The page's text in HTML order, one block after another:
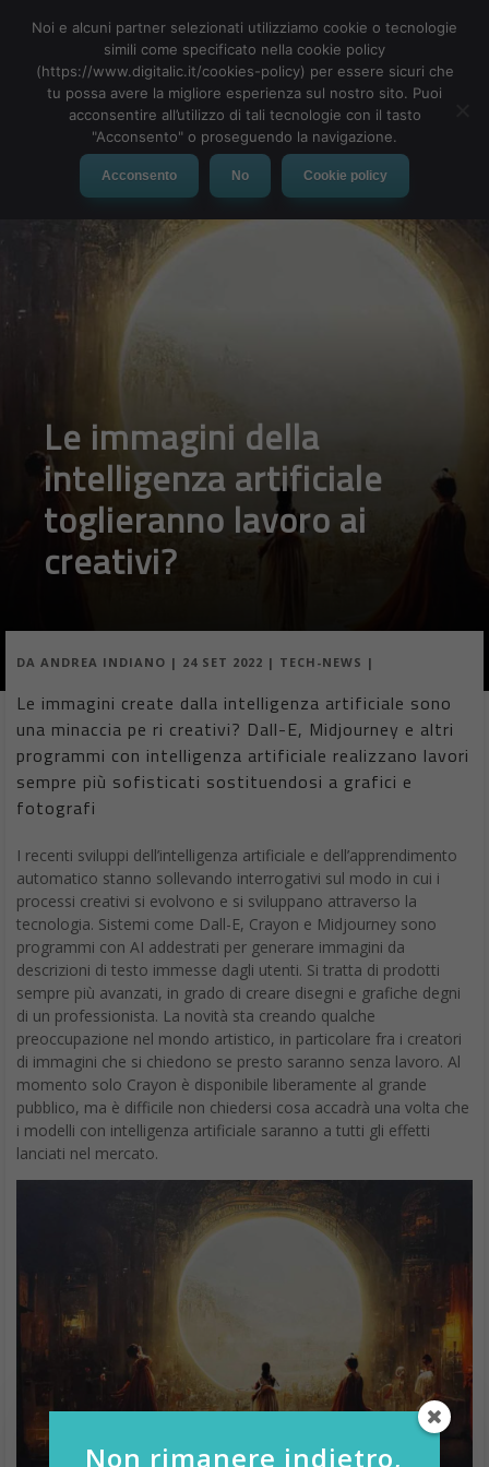
MENU
Le immagini della
intelligenza artificiale
toglieranno lavoro ai
creativi?
DA ANDREA INDIANO | 24 SET 2022 | TECH-NEWS |
Le immagini create dalla intelligenza artificiale sono
una minaccia pe ri creativi? Dall-E, Midjourney e altri
programmi con intelligenza artificiale realizzano lavori
sempre più sofisticati sostituendosi a grafici e
fotografi
I recenti sviluppi dell’intelligenza artificiale e dell’apprendimento
automatico stanno sollevando interrogativi sul modo in cui i
processi creativi si evolvono e si sviluppano attraverso la
tecnologia. Sistemi come Dall-E, Crayon e Midjourney sono
programmi con AI addestrati per generare immagini da
descrizioni di testo immesse dagli utenti. Si tratta di prodotti
sempre più avanzati, in grado di creare disegni e grafiche degni
di un professionista. La novità sta creando qualche
preoccupazione nel mondo artistico, in particolare fra i creatori
di immagini che si chiedono se presto saranno senza lavoro. Al
momento solo Crayon è disponibile liberamente al grande
pubblico, ma è difficile non chiedersi cosa accadrà una volta che
i modelli con intelligenza artificiale saranno a tutti gli effetti
lanciati nel mercato.
Non rimanere indietro,
Noi e alcuni partner selezionati utilizziamo cookie o tecnologie
simili come specificato nella cookie policy
(https://www.digitalic.it/cookies-policy) per essere sicuri che
tu possa avere la migliore esperienza sul nostro sito. Puoi
acconsentire all’utilizzo di tali tecnologie con il tasto
"Acconsento" o proseguendo la navigazione.
Acconsento No Cookie policy